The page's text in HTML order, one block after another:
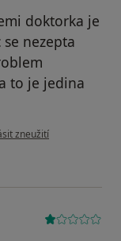
doktorka je
nezepta
to je jedina
uživatele I.O
zneužití